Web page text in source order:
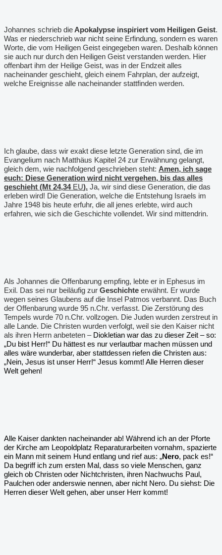
Johannes schrieb die Apokalypse inspiriert vom Heiligen Geist.
Was er niederschrieb war nicht seine Erfindung, sondern es waren
Worte, die vom Heiligen Geist eingegeben waren. Deshalb können
sie auch nur durch den Heiligen Geist verstanden werden. Hier
offenbart ihm der Heilige Geist, was in der Endzeit alles
nacheinander geschieht, gleich einem Fahrplan, der aufzeigt,
welche Ereignisse alle nacheinander stattfinden werden.
Ich glaube, dass wir exakt diese letzte Generation sind, die im
Evangelium nach Matthäus Kapitel 24 zur Erwähnung gelangt,
gleich dem, wie nachfolgend geschrieben steht: Amen, ich sage
euch: Diese Generation wird nicht vergehen, bis das alles
geschieht (Mt 24,34 EU). Ja, wir sind diese Generation, die das
erleben wird! Die Generation, welche die Entstehung Israels im
Jahre 1948 bis heute erfuhr, die all jenes erlebte, wird auch
erfahren, wie sich die Geschichte vollendet. Wir sind mittendrin.
Als Johannes die Offenbarung empfing, lebte er in Ephesus im
Exil. Das sei nur beiläufig zur Geschichte erwähnt. Er wurde
wegen seines Glaubens auf die Insel Patmos verbannt. Das Buch
der Offenbarung wurde 95 n.Chr. verfasst. Die Zerstörung des
Tempels wurde 70 n.Chr. vollzogen. Die Juden wurden zerstreut in
alle Lande. Die Christen wurden verfolgt, weil sie den Kaiser nicht
als ihren Herrn anbeteten – Diokletian war das zu dieser Zeit – so:
„Du bist Herr!“ Du hättest es nur verlautbar machen müssen und
alles wäre wunderbar, aber stattdessen riefen die Christen aus:
„Nein, Jesus ist unser Herr!“ Jesus kommt! Alle Herren dieser
Welt gehen!
Alle Kaiser dankten nacheinander ab! Während ich an der Pforte
der Kirche am Leopoldplatz Reparaturarbeiten vornahm, spazierte
ein Mann mit seinem Hund entlang und rief aus: „Nero, pack es!“
Da begriff ich zum ersten Mal, dass so viele Menschen, ganz
gleich ob Christen oder Nichtchristen, ihren Nachwuchs Paul,
Paulchen oder anderswie nennen, aber nicht Nero. Du siehst: Die
Herren dieser Welt gehen, aber unser Herr kommt!